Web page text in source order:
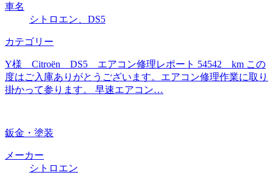
車名
シトロエン、DS5
カテゴリー
Y様 Citroën DS5 エアコン修理レポート 54542 km この
度はご入庫ありがとうございます。エアコン修理作業に取り
掛かって参ります。 早速エアコン…
鈑金・塗装
メーカー
シトロエン